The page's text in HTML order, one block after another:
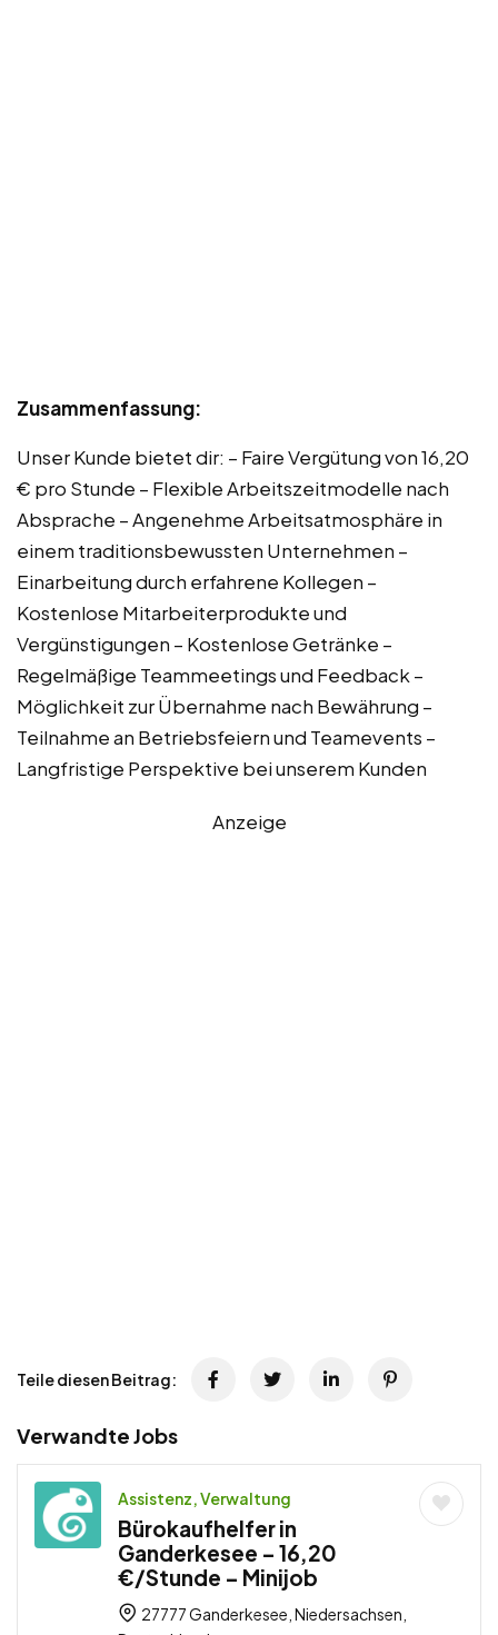
Zusammenfassung:
Unser Kunde bietet dir: – Faire Vergütung von 16,20
€ pro Stunde – Flexible Arbeitszeitmodelle nach
Absprache – Angenehme Arbeitsatmosphäre in
einem traditionsbewussten Unternehmen –
Einarbeitung durch erfahrene Kollegen –
Kostenlose Mitarbeiterprodukte und
Vergünstigungen – Kostenlose Getränke –
Regelmäßige Teammeetings und Feedback –
Möglichkeit zur Übernahme nach Bewährung –
Teilnahme an Betriebsfeiern und Teamevents –
Langfristige Perspektive bei unserem Kunden
Anzeige
Teile diesen Beitrag:
Verwandte Jobs
Assistenz, Verwaltung
Bürokaufhelfer in
Ganderkesee – 16,20
€/Stunde – Minijob
27777 Ganderkesee, Niedersachsen,